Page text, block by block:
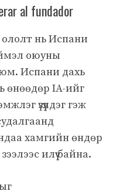
al fundador
нь Испани
оюуны
юм. Испани дахь
өнөөдөр IA-ийг
үзүүлдэг гэж
хамгийн өндөр
илүү байна.